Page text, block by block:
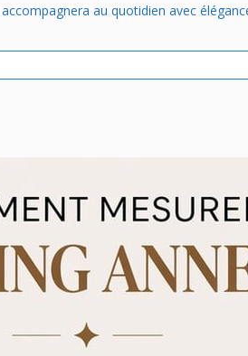
au quotidien avec